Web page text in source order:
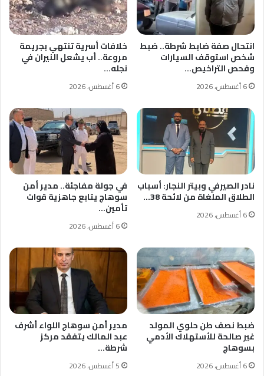
انتحال صفة ضابط شرطة.. ضبط
شخص استوقف السيارات
وفحص التراخيص…
6 أغسطس، 2026
خلافات أسرية تنتهي بجريمة
مروعة.. أب يشعل النيران في
نجله…
6 أغسطس، 2026
نادر الصيرفي وبيتر النجار: أسباب
الطلاق الملغاة من لائحة 38…
6 أغسطس، 2026
في جولة مفاجئة.. مدير أمن
سوهاج يتابع جاهزية قوات
تأمين…
6 أغسطس، 2026
ضبط نصف طن حلوي المولد
غير صالحة للأستهلاك الأدمي
بسوهاج
6 أغسطس، 2026
مدير أمن سوهاج اللواء أشرف
عبد المالك يتفقد مركز
شرطة…
5 أغسطس، 2026